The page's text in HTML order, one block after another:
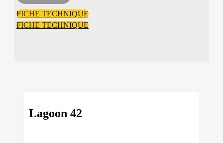
FICHE TECHNIQUE
FICHE TECHNIQUE
Lagoon 42